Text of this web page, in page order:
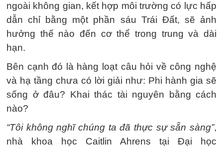
ngoài không gian, kết hợp môi trường có lực hấp
dẫn chỉ bằng một phần sáu Trái Đất, sẽ ảnh
hưởng thế nào đến cơ thể trong trung và dài
hạn.
Bên cạnh đó là hàng loạt câu hỏi về công nghệ
và hạ tầng chưa có lời giải như: Phi hành gia sẽ
sống ở đâu? Khai thác tài nguyên bằng cách
nào?
“Tôi không nghĩ chúng ta đã thực sự sẵn sàng”,
nhà khoa học Caitlin Ahrens tại Đại học